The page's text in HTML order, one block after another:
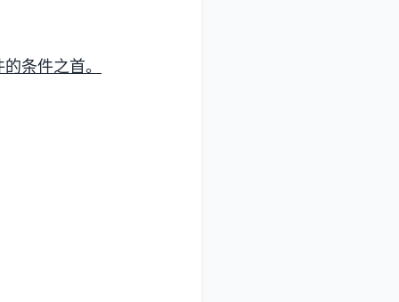
条件之首。